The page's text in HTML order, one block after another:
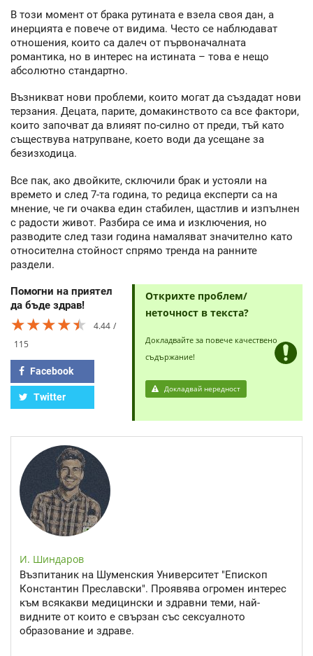
В този момент от брака рутината е взела своя дан, а
инерцията е повече от видима. Често се наблюдават
отношения, които са далеч от първоначалната
романтика, но в интерес на истината – това е нещо
абсолютно стандартно.
Възникват нови проблеми, които могат да създадат нови
терзания. Децата, парите, домакинството са все фактори,
които започват да влияят по-силно от преди, тъй като
съществува натрупване, което води да усещане за
безизходица.
Все пак, ако двойките, сключили брак и устояли на
времето и след 7-та година, то редица експерти са на
мнение, че ги очаква един стабилен, щастлив и изпълнен
с радости живот. Разбира се има и изключения, но
разводите след тази година намаляват значително като
относителна стойност спрямо тренда на ранните
раздели.
Помогни на приятел
да бъде здрав!
★★★★★
★★★★★
★★★★★
4.44
115
Facebook
Twitter
Открихте проблем/
неточност в текста?
Докладвайте за повече качествено
съдържание!
Докладвай нередност
И. Шиндаров
Възпитаник на Шуменския Университет "Епископ
Константин Преславски". Проявява огромен интерес
към всякакви медицински и здравни теми, най-
видните от които е свързан със сексуалното
образование и здраве.